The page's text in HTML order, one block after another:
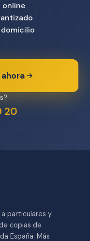
online
20
particulares y
copias de
España. Más